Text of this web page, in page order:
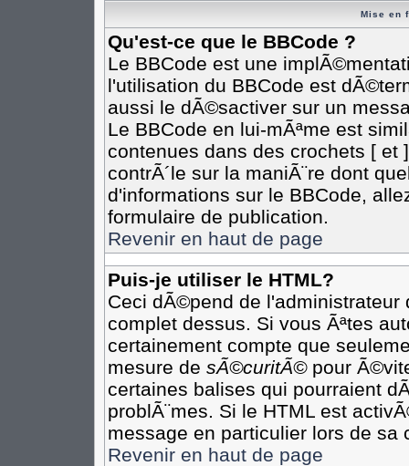
Mise en
Qu'est-ce que le BBCode ?
Le BBCode est une
l'utilisation du BBCode est
aussi le dÃ©sactiver sur un
Le BBCode en lui-mÃªme est
contenues dans des crochets [
contrÃ´le sur la maniÃ¨re dont
d'informations sur le BBCode,
formulaire de publication.
Revenir en haut de page
Puis-je utiliser le HTML?
Ceci dÃ©pend de l'administrateur
complet dessus. Si vous Ãªtes
certainement compte que
mesure de sÃ©curitÃ©pour
certaines balises qui pourraient
problÃ¨mes. Si le HTML est
message en particulier lors de sa
Revenir en haut de page